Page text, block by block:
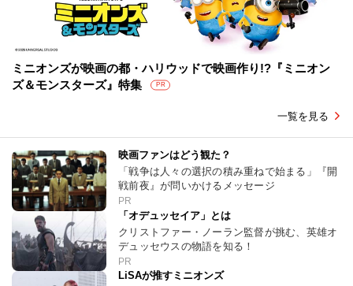
ミニオンズが映画の都・ハリウッドで映画作り!?『ミニオン
ズ＆モンスターズ』特集
PR
一覧を見る
映画ファンはどう観た？
「戦争は人々の選択の積み重ねで始まる」『開
戦前夜』が問いかけるメッセージ
PR
「オデュッセイア」とは
クリストファー・ノーラン監督が挑む、英雄オ
デュッセウスの物語を知る！
PR
LiSAが推すミニオンズ